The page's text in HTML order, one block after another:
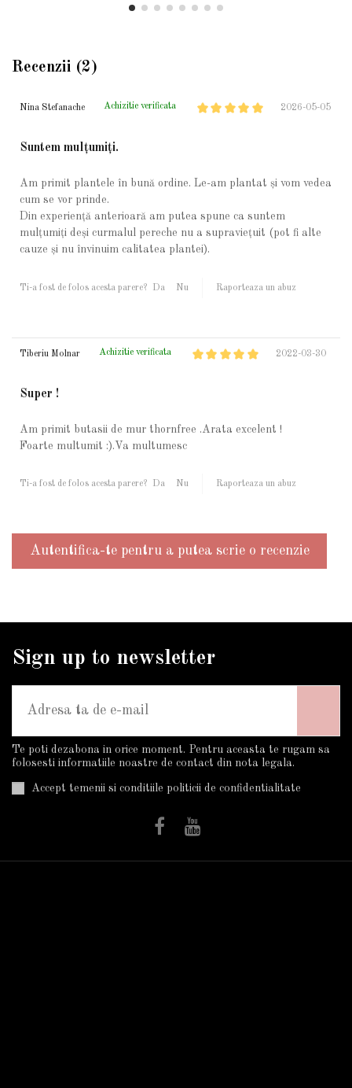
Recenzii (2)
Nina Stefanache Achizitie verificata 2026-05-05
Suntem mulțumiți.
Am primit plantele în bună ordine. Le-am plantat și vom vedea
cum se vor prinde.
Din experiență anterioară am putea spune ca suntem
mulțumiți deși curmalul pereche nu a supraviețuit (pot fi alte
cauze și nu învinuim calitatea plantei).
Ti-a fost de folos acesta parere? Da Nu Raporteaza un abuz
Tiberiu Molnar Achizitie verificata 2022-03-30
Super !
Am primit butasii de mur thornfree .Arata excelent !
Foarte multumit :).Va multumesc
Ti-a fost de folos acesta parere? Da Nu Raporteaza un abuz
Autentifica-te pentru a putea scrie o recenzie
Sign up to newsletter
Te poti dezabona in orice moment. Pentru aceasta te rugam sa
folosesti informatiile noastre de contact din nota legala.
Accept temenii si conditiile politicii de confidentialitate